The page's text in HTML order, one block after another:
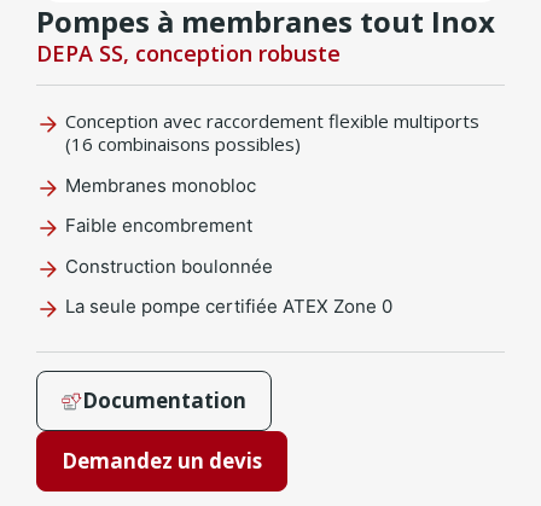
Pompes à membranes tout Inox
DEPA SS, conception robuste
Conception avec raccordement flexible multiports
(16 combinaisons possibles)
Membranes monobloc
Faible encombrement
Construction boulonnée
La seule pompe certifiée ATEX Zone 0
Documentation
Demandez un devis